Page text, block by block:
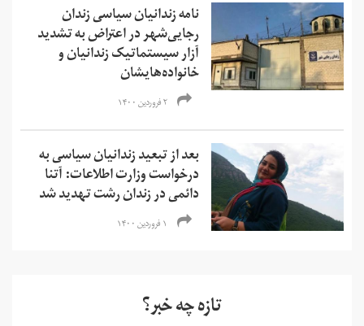
نامه زندانیان سیاسی زندان
رجایی‌شهر در اعتراض به تشدید
آزار سیستماتیک زندانیان و
خانواده‌هایشان
۲ فروردین ۱۴۰۰
بعد از تبعید زندانیان سیاسی به
درخواست وزارت اطلاعات: آتنا
دائمی در زندان رشت تهدید شد
۱ فروردین ۱۴۰۰
تازه چه خبر؟